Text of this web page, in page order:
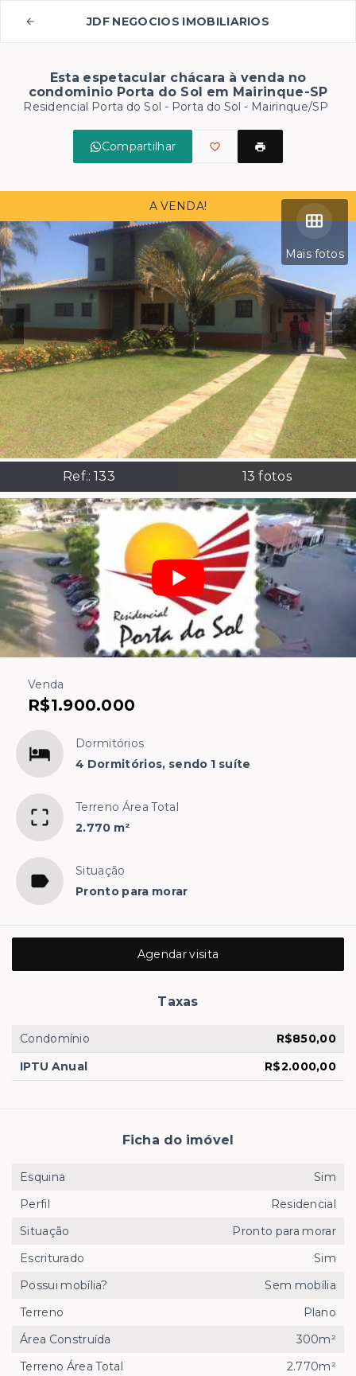
JDF NEGOCIOS IMOBILIARIOS
Esta espetacular chácara à venda no
condominio Porta do Sol em Mairinque-SP
Residencial Porta do Sol - Porta do Sol - Mairinque/SP
Compartilhar
Mais fotos
Ref.:133 13 fotos
A VENDA!
Venda
R$1.900.000
Dormitórios
4 Dormitórios, sendo 1 suíte
Terreno Área Total
2.770 m²
Situação
Pronto para morar
Agendar visita
Taxas
Condomínio
R$850,00
IPTU Anual
R$2.000,00
Ficha do imóvel
Esquina
Sim
Perfil
Residencial
Situação
Pronto para morar
Escriturado
Sim
Possui mobília?
Sem mobília
Terreno
Plano
Área Construída
300m²
Terreno Área Total
2.770m²